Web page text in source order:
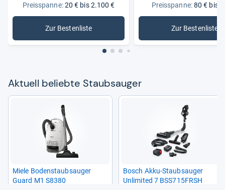
Preisspanne:20 € bis 2.100 €
Zur Bestenliste
: Staubsauger
Preisspanne:80 € bis
Zur Bestenliste
: Philips
Aktu­ell beliebte Staub­sau­ger
Miele Boden­staub­sau­ger
Guard M1 S8380
Bosch Akku-​Staub­sau­ger
Unlimi­ted 7 BSS715FRSH